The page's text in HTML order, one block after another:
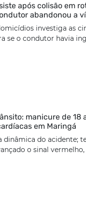
após colisão em
abandonou a
investiga as
se o condutor havia
manicure de 18
em Maringá
dinâmica do acidente;
o sinal vermelho,